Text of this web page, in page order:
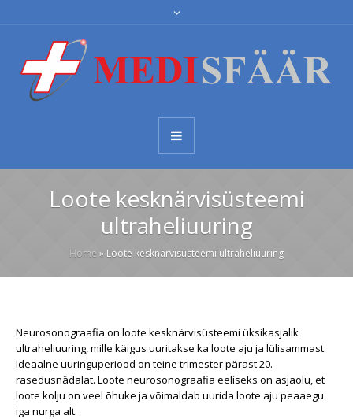
Loote kesknärvisüsteemi
ultraheliuuring
Home » Loote kesknärvisüsteemi ultraheliuuring
Neurosonograafia on loote kesknärvisüsteemi üksikasjalik
ultraheliuuring, mille käigus uuritakse ka loote aju ja lülisammast.
Ideaalne uuringuperiood on teine trimester pärast 20.
rasedusnädalat. Loote neurosonograafia eeliseks on asjaolu, et
loote kolju on veel õhuke ja võimaldab uurida loote aju peaaegu
iga nurga alt.